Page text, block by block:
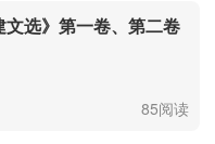
85阅读